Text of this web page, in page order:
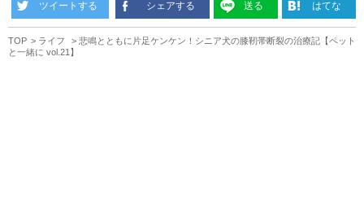
ツイートする シェアする 送る はてな
TOP ライフ
悲鳴とともに片足ケンケン！シニア犬の膝靭帯断裂の治療記【ペット
と一緒に vol.21】